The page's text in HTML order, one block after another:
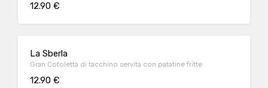
12.90 €
La Sberla
Gran Cotoletta di tacchino servita con patatine fritte
12.90 €